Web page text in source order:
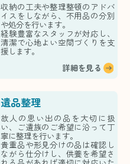
収納の工夫や整理整頓のアドバ
イスをしながら、不用品の分別
や処分を行います。
経験豊富なスタッフが対応し、
清潔で心地よい空間づくりを支
援します。
詳細を見る
遺品整理
故人の思い出の品を大切に扱
い、ご遺族のご希望に沿って丁
寧に整理を行います。
貴重品や形見分けの品は確認し
ながら仕分けし、供養を希望さ